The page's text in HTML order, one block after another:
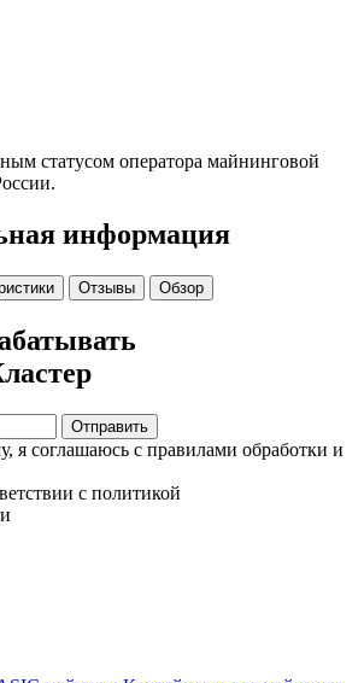
статусом оператора майнинговой
информация
Отзывы Обзор
Отправить
я соглашаюсь с правилами обработки и
с политикой